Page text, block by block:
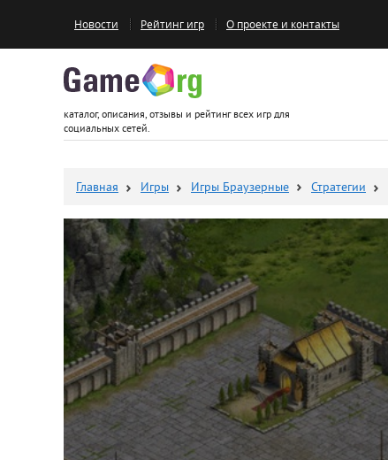
Новости Рейтинг игр О проекте и контакты
каталог, описания, отзывы и рейтинг всех игр для
социальных сетей.
Главная Игры Игры Браузерные Стратегии